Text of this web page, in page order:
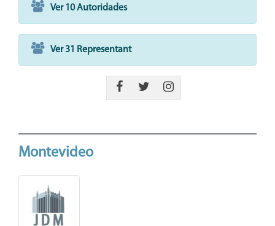
Ver 10 Autoridades
Ver 31 Representant
Montevideo